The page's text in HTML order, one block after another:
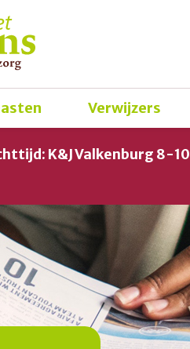
Verwijzers
K&J Valkenburg 8-